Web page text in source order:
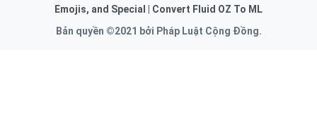
Emojis, and Special
Convert Fluid OZ To ML
Bản quyền ©2021 bởi Pháp Luật Cộng Đồng.